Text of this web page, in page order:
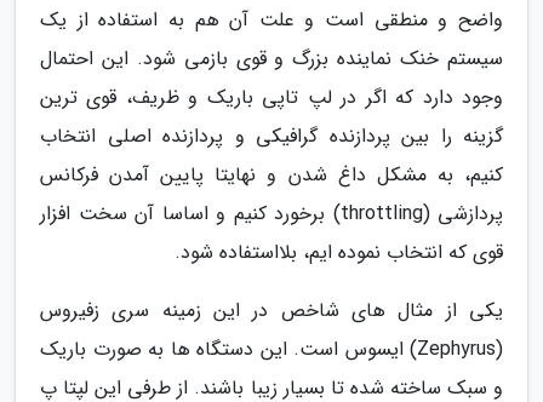
واضح و منطقی است و علت آن هم به استفاده از یک
سیستم خنک نماینده بزرگ و قوی بازمی شود. این احتمال
وجود دارد که اگر در لپ تاپی باریک و ظریف، قوی ترین
گزینه را بین پردازنده گرافیکی و پردازنده اصلی انتخاب
کنیم، به مشکل داغ شدن و نهایتا پایین آمدن فرکانس
پردازشی (throttling) برخورد کنیم و اساسا آن سخت افزار
قوی که انتخاب نموده ایم، بلااستفاده شود.
یکی از مثال های شاخص در این زمینه سری زفیروس
(Zephyrus) ایسوس است. این دستگاه ها به صورت باریک
و سبک ساخته شده تا بسیار زیبا باشند. از طرفی این لپتا پ